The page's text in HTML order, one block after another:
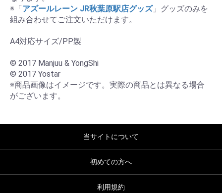
※「アズールレーン JR秋葉原駅店グッズ」グッズのみを
組み合わせてご注文いただけます。
A4対応サイズ/PP製
© 2017 Manjuu & YongShi
© 2017 Yostar
※商品画像はイメージです。実際の商品とは異なる場合
がございます。
当サイトについて
初めての方へ
利用規約